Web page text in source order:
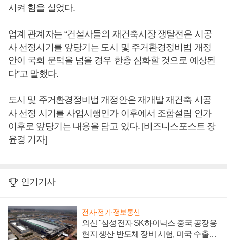
시켜 힘을 실었다.
업계 관계자는 “건설사들의 재건축시장 쟁탈전은 시공
사 선정시기를 앞당기는 도시 및 주거환경정비법 개정
안이 국회 문턱을 넘을 경우 한층 심화할 것으로 예상된
다”고 말했다.
도시 및 주거환경정비법 개정안은 재개발 재건축 시공
사 선정 시기를 사업시행인가 이후에서 조합설립 인가
이후로 앞당기는 내용을 담고 있다. [비즈니스포스트 장
윤경 기자]
인기기사
전자·전기·정보통신
외신 "삼성전자 SK하이닉스 중국 공장용
현지 생산 반도체 장비 시험, 미국 수출통